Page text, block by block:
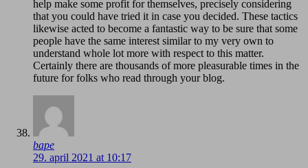
help make some profit for themselves, precisely considering
that you could have tried it in case you decided. These tactics
likewise acted to become a fantastic way to be sure that some
people have the same interest similar to my very own to
understand whole lot more with respect to this matter.
Certainly there are thousands of more pleasurable times in the
future for folks who read through your blog.
bape
29. april 2021 at 10:17